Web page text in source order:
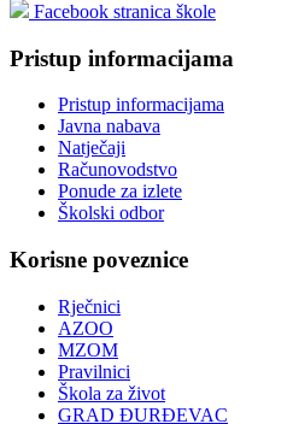
Facebook stranica škole
Pristup informacijama
Pristup informacijama
Javna nabava
Natječaji
Računovodstvo
Ponude za izlete
Školski odbor
Korisne poveznice
Rječnici
AZOO
MZOM
Pravilnici
Škola za život
GRAD ĐURĐEVAC